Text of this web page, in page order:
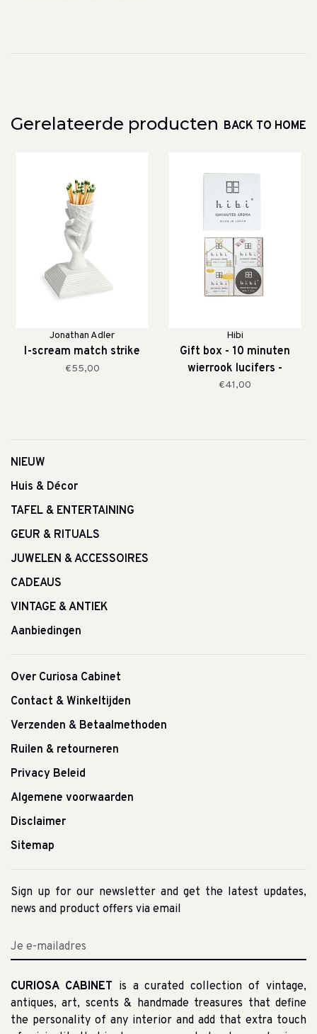
Gerelateerde producten BACK TO HOME
Jonathan Adler
I-scream match strike
€55,00
Hibi
Gift box - 10 minuten
wierrook lucifers -
Japanse geuren
€41,00
NIEUW
Huis & Décor
TAFEL & ENTERTAINING
GEUR & RITUALS
JUWELEN & ACCESSOIRES
CADEAUS
VINTAGE & ANTIEK
Aanbiedingen
Over Curiosa Cabinet
Contact & Winkeltijden
Verzenden & Betaalmethoden
Ruilen & retourneren
Privacy Beleid
Algemene voorwaarden
Disclaimer
Sitemap
Sign up for our newsletter and get the latest updates,
news and product offers via email
CURIOSA CABINET is a curated collection of vintage,
antiques, art, scents & handmade treasures that define
the personality of any interior and add that extra touch